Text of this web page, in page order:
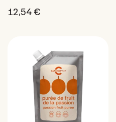
12,54€